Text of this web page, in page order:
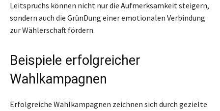
Leitspruchs können nicht nur die Aufmerksamkeit steigern,
sondern auch die GrünDung einer emotionalen Verbindung
zur Wählerschaft fördern.
Beispiele erfolgreicher
Wahlkampagnen
Erfolgreiche Wahlkampagnen zeichnen sich durch gezielte